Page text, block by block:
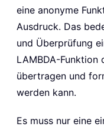
eine anonyme
Ausdruck. Das
und Überprüfung
LAMBDA-Funktion
übertragen und
werden kann.
Es muss nur eine